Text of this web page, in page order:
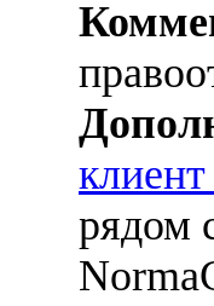
рядом